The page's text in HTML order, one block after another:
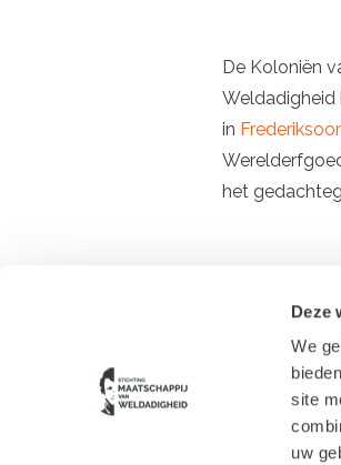
Deze
We
site
uw
De Koloniën
Weldadigheid
in
het
Route Huis Westerbeek
Cookie verklaring